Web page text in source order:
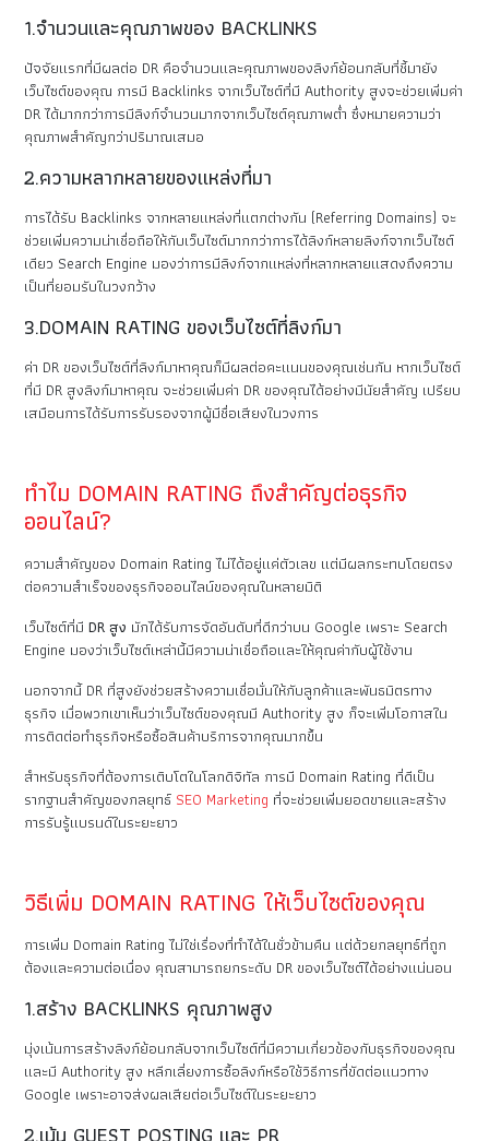
1.จำนวนและคุณภาพของ BACKLINKS
ปัจจัยแรกที่มีผลต่อ DR คือจำนวนและคุณภาพของลิงก์ย้อนกลับที่ชี้มายัง
เว็บไซต์ของคุณ การมี Backlinks จากเว็บไซต์ที่มี Authority สูงจะช่วยเพิ่มค่า
DR ได้มากกว่าการมีลิงก์จำนวนมากจากเว็บไซต์คุณภาพต่ำ ซึ่งหมายความว่า
คุณภาพสำคัญกว่าปริมาณเสมอ
2.ความหลากหลายของแหล่งที่มา
การได้รับ Backlinks จากหลายแหล่งที่แตกต่างกัน (Referring Domains) จะ
ช่วยเพิ่มความน่าเชื่อถือให้กับเว็บไซต์มากกว่าการได้ลิงก์หลายลิงก์จากเว็บไซต์
เดียว Search Engine มองว่าการมีลิงก์จากแหล่งที่หลากหลายแสดงถึงความ
เป็นที่ยอมรับในวงกว้าง
3.DOMAIN RATING ของเว็บไซต์ที่ลิงก์มา
ค่า DR ของเว็บไซต์ที่ลิงก์มาหาคุณก็มีผลต่อคะแนนของคุณเช่นกัน หากเว็บไซต์
ที่มี DR สูงลิงก์มาหาคุณ จะช่วยเพิ่มค่า DR ของคุณได้อย่างมีนัยสำคัญ เปรียบ
เสมือนการได้รับการรับรองจากผู้มีชื่อเสียงในวงการ
ทำไม DOMAIN RATING ถึงสำคัญต่อธุรกิจ
ออนไลน์?
ความสำคัญของ Domain Rating ไม่ได้อยู่แค่ตัวเลข แต่มีผลกระทบโดยตรง
ต่อความสำเร็จของธุรกิจออนไลน์ของคุณในหลายมิติ
เว็บไซต์ที่มีDR สูง มักได้รับการจัดอันดับที่ดีกว่าบน Google เพราะ Search
Engine มองว่าเว็บไซต์เหล่านี้มีความน่าเชื่อถือและให้คุณค่ากับผู้ใช้งาน
นอกจากนี้ DR ที่สูงยังช่วยสร้างความเชื่อมั่นให้กับลูกค้าและพันธมิตรทาง
ธุรกิจ เมื่อพวกเขาเห็นว่าเว็บไซต์ของคุณมี Authority สูง ก็จะเพิ่มโอกาสใน
การติดต่อทำธุรกิจหรือซื้อสินค้าบริการจากคุณมากขึ้น
สำหรับธุรกิจที่ต้องการเติบโตในโลกดิจิทัล การมี Domain Rating ที่ดีเป็น
รากฐานสำคัญของกลยุทธ์ SEO Marketing ที่จะช่วยเพิ่มยอดขายและสร้าง
การรับรู้แบรนด์ในระยะยาว
วิธีเพิ่ม DOMAIN RATING ให้เว็บไซต์ของคุณ
การเพิ่ม Domain Rating ไม่ใช่เรื่องที่ทำได้ในชั่วข้ามคืน แต่ด้วยกลยุทธ์ที่ถูก
ต้องและความต่อเนื่อง คุณสามารถยกระดับ DR ของเว็บไซต์ได้อย่างแน่นอน
1.สร้าง BACKLINKS คุณภาพสูง
มุ่งเน้นการสร้างลิงก์ย้อนกลับจากเว็บไซต์ที่มีความเกี่ยวข้องกับธุรกิจของคุณ
และมี Authority สูง หลีกเลี่ยงการซื้อลิงก์หรือใช้วิธีการที่ขัดต่อแนวทาง
Google เพราะอาจส่งผลเสียต่อเว็บไซต์ในระยะยาว